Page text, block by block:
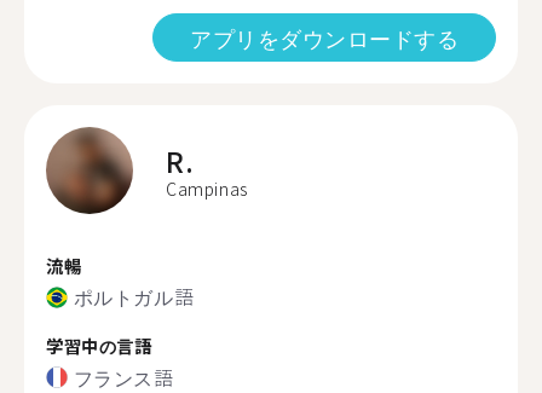
アプリをダウンロードする
R.
Campinas
流暢
ポルトガル語
学習中の言語
フランス語